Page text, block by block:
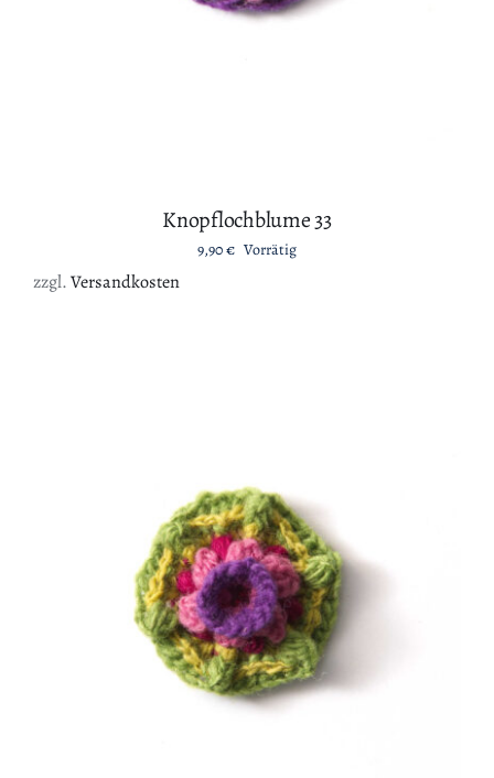
Knopflochblume 33
9,90€ Vorrätig
zzgl.Versandkosten
IN DEN WARENKORB
/